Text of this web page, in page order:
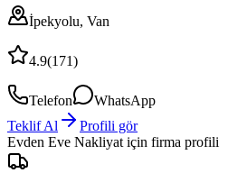
İpekyolu, Van
4.9(171)
Telefon
WhatsApp
Teklif Al
Profili gör
Evden Eve Nakliyat için firma profili